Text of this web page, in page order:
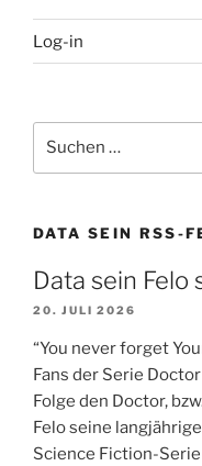
Log-in
nach:
DATA SEIN RSS-
Data sein Felo
20. JULI 2026
“You never forget
Fans der Serie
Folge den Doctor,
Felo seine
Science Fiction-